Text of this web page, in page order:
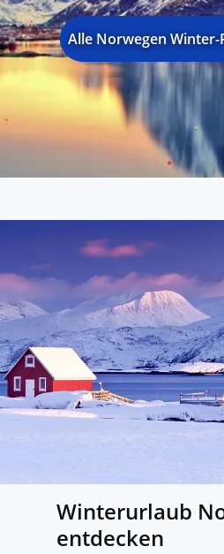
Alle Norwegen Winter-
Winterurlaub
entdecken